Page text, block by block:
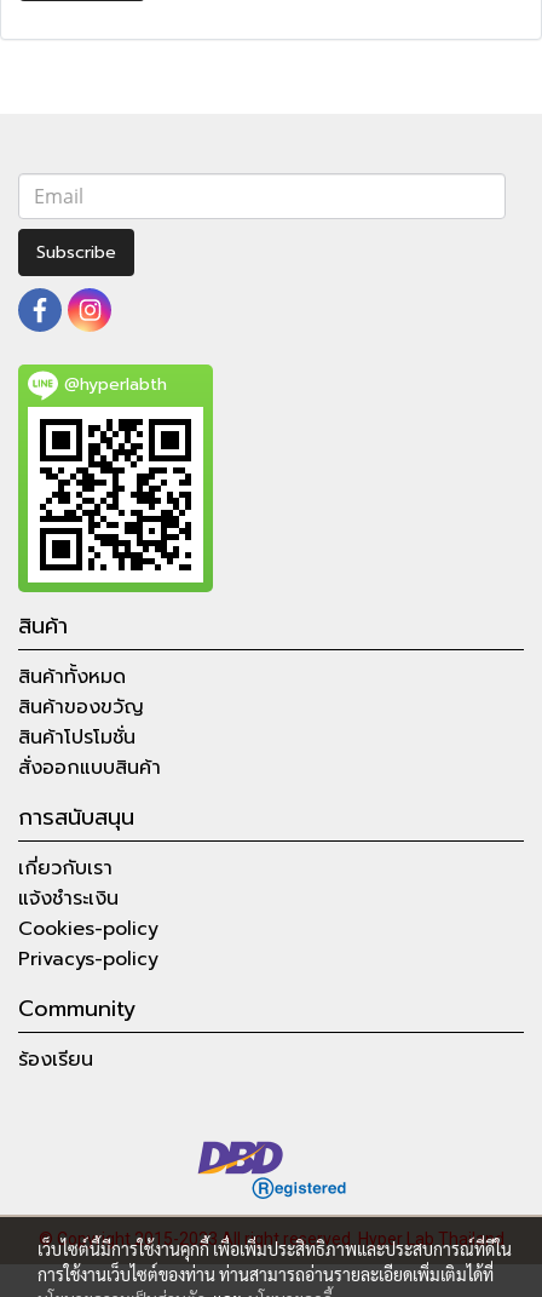
Subscribe
@hyperlabth
สินค้า
สินค้าทั้งหมด
สินค้าของขวัญ
สินค้าโปรโมชั่น
สั่งออกแบบสินค้า
การสนับสนุน
เกี่ยวกับเรา
แจ้งชำระเงิน
Cookies-policy
Privacys-policy
Community
ร้องเรียน
© Copyright 2015-2023 All right reserved. Hyper Lab Thailand
เว็บไซต์นี้มีการใช้งานคุกกี้ เพื่อเพิ่มประสิทธิภาพและประสบการณ์ที่ดีใน
การใช้งานเว็บไซต์ของท่าน ท่านสามารถอ่านรายละเอียดเพิ่มเติมได้ที่